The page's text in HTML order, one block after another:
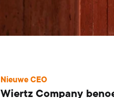
Nieuwe CEO
Wiertz Company